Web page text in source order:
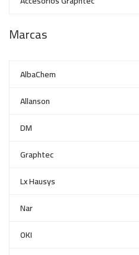
Marcas
AlbaChem
Allanson
DM
Graphtec
Lx Hausys
Nar
OKI